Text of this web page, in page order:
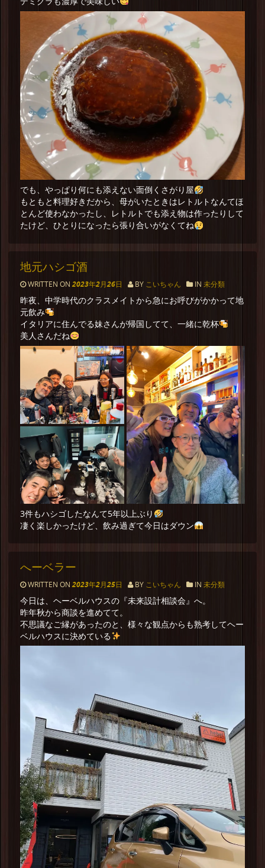
でも、やっぱり何にも添えない面倒くさがり屋
もともと料理好きだから、母がいたときはレトルトなんてほ
とんど使わなかったし、レトルトでも添え物は作ったりして
たけど、ひとりになったら張り合いがなくてね
地元ハシゴ酒
WRITTEN ON 2023年2月26日 BY こいちゃん IN 未分類
昨夜、中学時代のクラスメイトから急にお呼びがかかって地
元飲み
イタリアに住んでる妹さんが帰国してて、一緒に乾杯
美人さんだね
3件もハシゴしたなんて5年以上ぶり
凄く楽しかったけど、飲み過ぎて今日はダウン
へーベラー
WRITTEN ON 2023年2月25日 BY こいちゃん IN 未分類
今日は、ヘーベルハウスの『未来設計相談会』へ。
昨年秋から商談を進めてて。
不思議なご縁があったのと、様々な観点からも熟考してヘー
ベルハウスに決めている